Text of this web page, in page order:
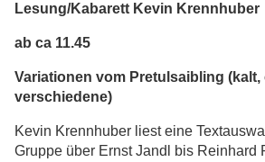
Lesung/Kabarett Kevin Krennhuber
ab ca 11.45
Variationen vom Pretulsaibling (kalt,
verschiedene)
Kevin Krennhuber liest eine
Gruppe über Ernst Jandl bis Reinhard